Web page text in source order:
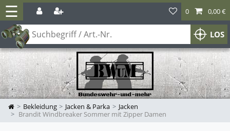
☰
LOS
0 0,00 €
Bekleidung Jacken & Parka
Jacken
Brandit Windbreaker Sommer mit Zipper Damen